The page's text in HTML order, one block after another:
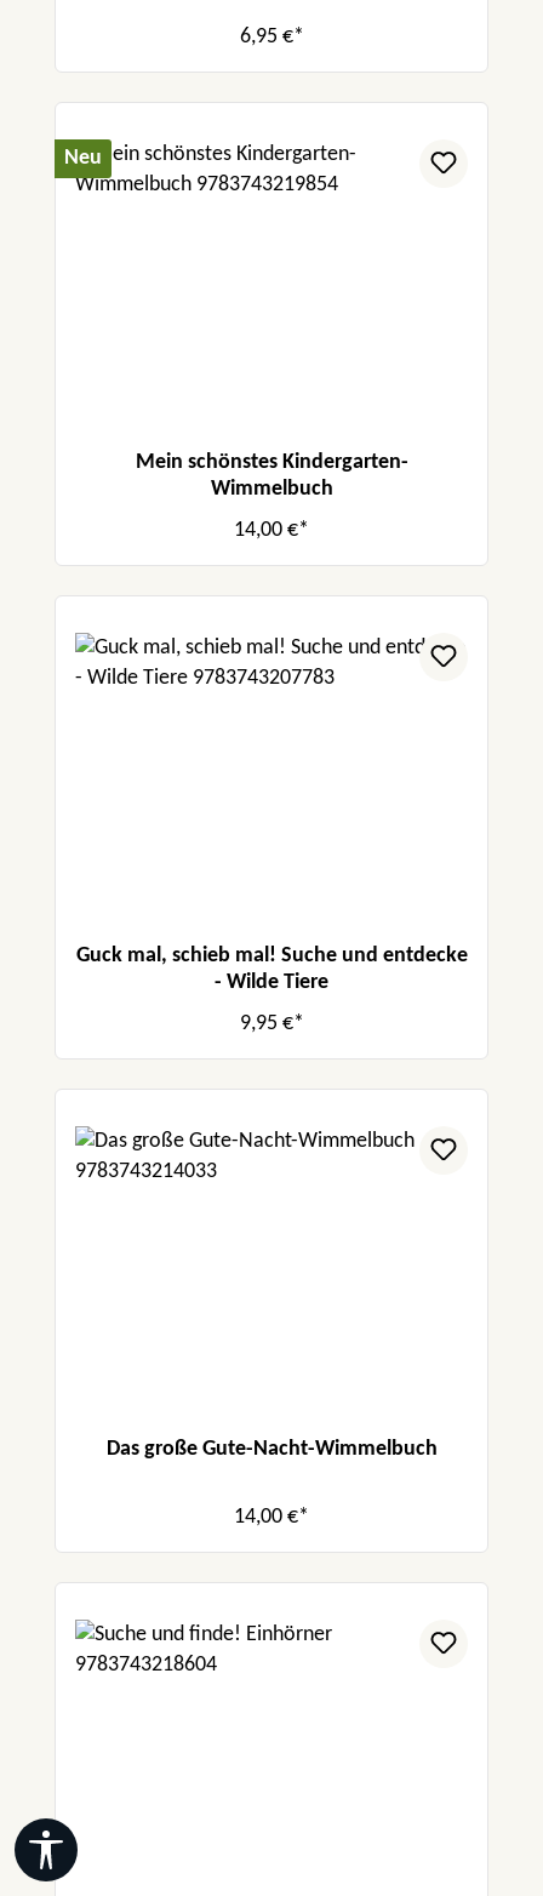
6,95 €*
Neu
Mein schönstes Kindergarten-
Wimmelbuch
14,00 €*
Guck mal, schieb mal! Suche und entdecke
- Wilde Tiere
9,95 €*
Das große Gute-Nacht-Wimmelbuch
14,00 €*
Werkzeugleiste anzeigen